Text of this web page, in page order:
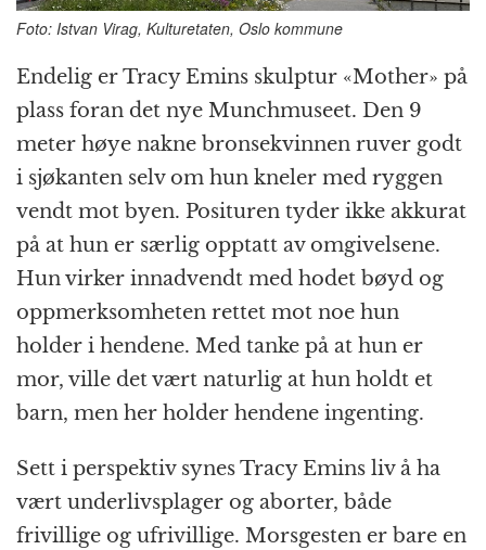
Foto: Istvan Virag, Kulturetaten, Oslo kommune
Endelig er Tracy Emins skulptur «Mother» på
plass foran det nye Munchmuseet. Den 9
meter høye nakne bronsekvinnen ruver godt
i sjøkanten selv om hun kneler med ryggen
vendt mot byen. Posituren tyder ikke akkurat
på at hun er særlig opptatt av omgivelsene.
Hun virker innadvendt med hodet bøyd og
oppmerksomheten rettet mot noe hun
holder i hendene. Med tanke på at hun er
mor, ville det vært naturlig at hun holdt et
barn, men her holder hendene ingenting.
Sett i perspektiv synes Tracy Emins liv å ha
vært underlivsplager og aborter, både
frivillige og ufrivillige. Morsgesten er bare en